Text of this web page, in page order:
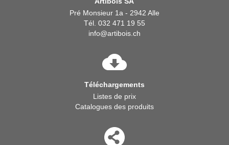
Pré Monsieur 1a - 2942 Alle
Tél. 032 471 19 55
info@artibois.ch
Téléchargements
Listes de prix
Catalogues des produits